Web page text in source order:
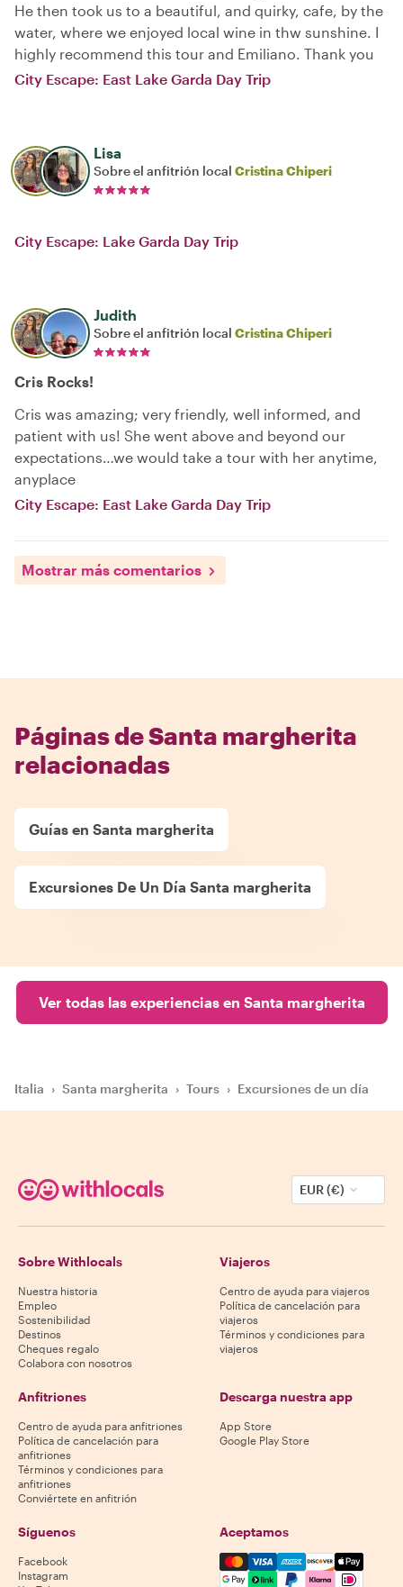
He then took us to a beautiful, and quirky, cafe, by the
water, where we enjoyed local wine in thw sunshine. I
highly recommend this tour and Emiliano. Thank you
City Escape: East Lake Garda Day Trip
Lisa
Sobre el anfitrión local Cristina Chiperi
City Escape: Lake Garda Day Trip
Judith
Sobre el anfitrión local Cristina Chiperi
Cris Rocks!
Cris was amazing; very friendly, well informed, and
patient with us! She went above and beyond our
expectations…we would take a tour with her anytime,
anyplace
City Escape: East Lake Garda Day Trip
Mostrar más comentarios
Páginas de Santa margherita
relacionadas
Guías en Santa margherita
Excursiones De Un Día Santa margherita
Ver todas las experiencias en Santa margherita
Italia › Santa margherita › Tours › Excursiones de un día
EUR (€)
Sobre Withlocals
Nuestra historia
Empleo
Sostenibilidad
Destinos
Cheques regalo
Colabora con nosotros
Viajeros
Centro de ayuda para viajeros
Política de cancelación para
viajeros
Términos y condiciones para
viajeros
Anfitriones
Centro de ayuda para anfitriones
Política de cancelación para
anfitriones
Términos y condiciones para
anfitriones
Conviértete en anfitrión
Descarga nuestra app
App Store
Google Play Store
Síguenos
Facebook
Instagram
Aceptamos
Mastercard, Visa, Amex,